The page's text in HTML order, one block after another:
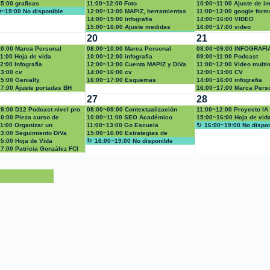
y colaboraci
graficas
No disponible
11:00~12:00 Foto
12:00~13:00 MAPIZ, herramientas
Adobe
14:00~15:00 infografia
15:00~16:00 Ajuste medidas
empaque
16:00~19:00 No disponible
10:00~11:00 Ajuste de
11:00~13:00 google
14:00~16:00 VIDEO
16:00~17:00 video
Marca Personal
Hoja de vida
Infografía
cv
Genially
Ajuste portadas BH
20
08:00~10:00 Marca Personal
10:00~12:00 infografia
12:00~13:00 Cuenta MAPIZ y DiVa
14:00~16:00 cv
16:00~17:00 Esquemas
21
08:00~09:00
09:00~11:00 Podcast
11:00~12:00 Video
12:00~13:00 CV
14:00~16:00 infografia
16:00~17:00 Marca
D12 Podcast nivel pro
Pieza curso de
Profesoral
Organizar un
canva
Seguimiento DiVa
Hoja de Vida
y requisitos para
Patricia González FCI
27
08:00~09:00 Contextualización
curso de desarrollo profesoral
10:00~11:00 SEO Académico
11:00~13:00 Go Escuela
15:00~16:00 Estrategias de
comunicación
16:00~19:00 No disponible
28
11:00~12:00 Proyecto IA
15:00~16:00 Hoja de
16:00~19:00 No